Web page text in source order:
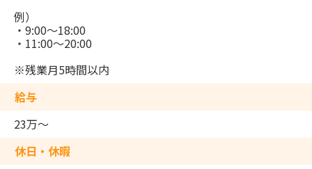
例）
・9:00～18:00
・11:00～20:00
※残業月5時間以内
給与
23万～
休日・休暇